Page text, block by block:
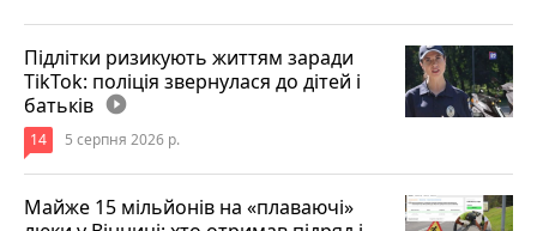
Підлітки ризикують життям заради
TikTok: поліція звернулася до дітей і
батьків play_circle_filled
14 5 серпня 2026 р.
Майже 15 мільйонів на «плаваючі»